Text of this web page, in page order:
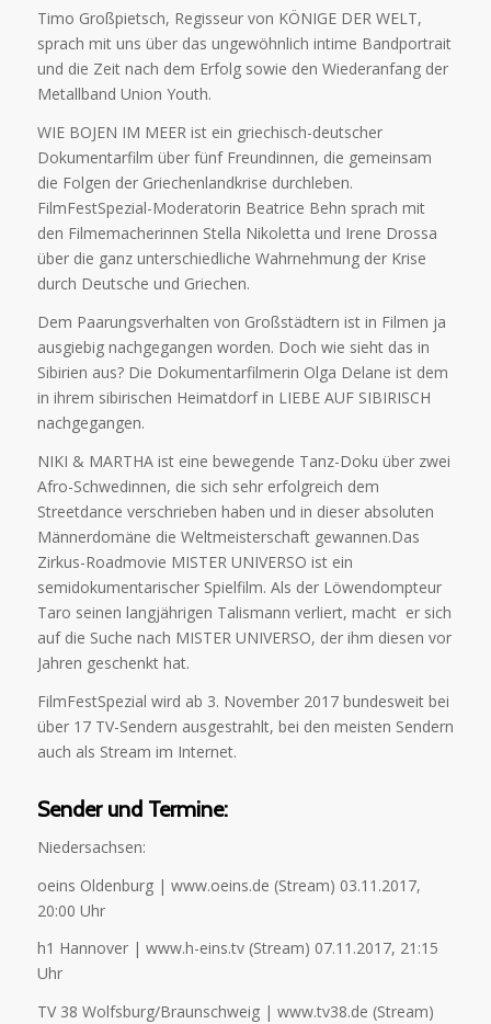
Timo Großpietsch, Regisseur von KÖNIGE DER WELT,
sprach mit uns über das ungewöhnlich intime Bandportrait
und die Zeit nach dem Erfolg sowie den Wiederanfang der
Metallband Union Youth.
WIE BOJEN IM MEER ist ein griechisch-deutscher
Dokumentarfilm über fünf Freundinnen, die gemeinsam
die Folgen der Griechenlandkrise durchleben.
FilmFestSpezial-Moderatorin Beatrice Behn sprach mit
den Filmemacherinnen Stella Nikoletta und Irene Drossa
über die ganz unterschiedliche Wahrnehmung der Krise
durch Deutsche und Griechen.
Dem Paarungsverhalten von Großstädtern ist in Filmen ja
ausgiebig nachgegangen worden. Doch wie sieht das in
Sibirien aus? Die Dokumentarfilmerin Olga Delane ist dem
in ihrem sibirischen Heimatdorf in LIEBE AUF SIBIRISCH
nachgegangen.
NIKI & MARTHA ist eine bewegende Tanz-Doku über zwei
Afro-Schwedinnen, die sich sehr erfolgreich dem
Streetdance verschrieben haben und in dieser absoluten
Männerdomäne die Weltmeisterschaft gewannen.Das
Zirkus-Roadmovie MISTER UNIVERSO ist ein
semidokumentarischer Spielfilm. Als der Löwendompteur
Taro seinen langjährigen Talismann verliert, macht er sich
auf die Suche nach MISTER UNIVERSO, der ihm diesen vor
Jahren geschenkt hat.
FilmFestSpezial wird ab 3. November 2017 bundesweit bei
über 17 TV-Sendern ausgestrahlt, bei den meisten Sendern
auch als Stream im Internet.
Sender und Termine:
Niedersachsen:
oeins Oldenburg | www.oeins.de (Stream) 03.11.2017,
20:00 Uhr
h1 Hannover | www.h-eins.tv (Stream) 07.11.2017, 21:15
Uhr
TV 38 Wolfsburg/Braunschweig | www.tv38.de (Stream)